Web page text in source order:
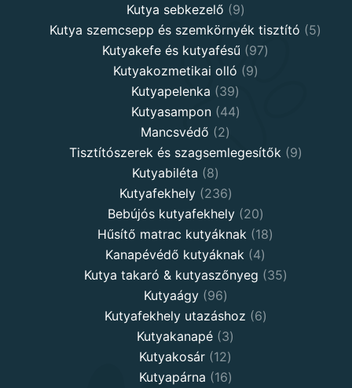
Kutya sebkezelő 99
products
Kutya szemcsepp és szemkörnyék tisztító 55
Kutyakefe és kutyafésű 9797
Kutyakozmetikai olló 99
Kutyapelenka 3939
products
Kutyasampon 4444
Mancsvédő 22
products
Tisztítószerek és szagsemlegesítők 99
Kutyabiléta 88
products
Kutyafekhely 236236
products
Bebújós kutyafekhely 2020
products
Hűsítő matrac kutyáknak 1818
Kanapévédő kutyáknak 44
products
Kutya takaró & kutyaszőnyeg 3535
Kutyaágy 9696
products
Kutyafekhely utazáshoz 66
Kutyakanapé 33
products
Kutyakosár 1212
products
Kutyapárna 1616